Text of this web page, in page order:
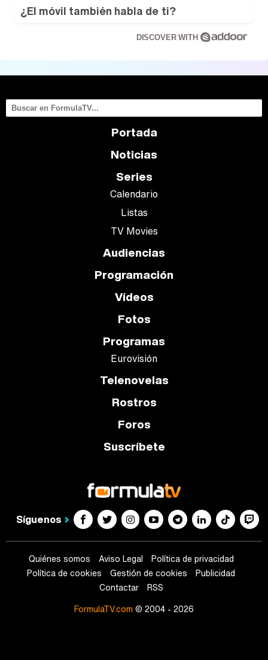
¿El móvil también habla de ti?
DISCOVER WITH
Portada
Noticias
Series
Calendario
Listas
TV Movies
Audiencias
Programación
Vídeos
Fotos
Programas
Eurovisión
Telenovelas
Rostros
Foros
Suscríbete
Síguenos
Quiénes somos Aviso Legal
Política de privacidad
Política de cookies
Gestión de cookies
Publicidad
Contactar
RSS
FormulaTV.com © 2004 - 2026